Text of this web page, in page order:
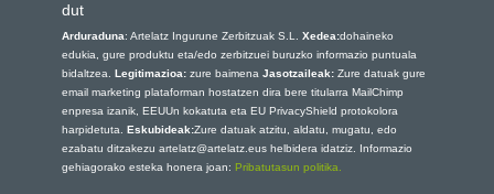
dut
Arduraduna: Artelatz Ingurune Zerbitzuak S.L. Xedea:dohaineko
edukia, gure produktu eta/edo zerbitzuei buruzko informazio puntuala
bidaltzea. Legitimazioa:zure baimena Jasotzaileak: Zure datuak gure
email marketing plataforman hostatzen dira bere titularra MailChimp
enpresa izanik, EEUUn kokatuta eta EU PrivacyShield protokolora
harpidetuta. Eskubideak:Zure datuak atzitu, aldatu, mugatu, edo
ezabatu ditzakezu artelatz@artelatz.eus helbidera idatziz. Informazio
gehiagorako esteka honera joan: Pribatutasun politika.